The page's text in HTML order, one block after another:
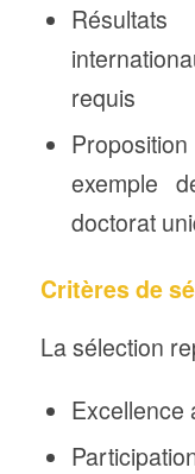
requis
exemple
doctorat
Critères de
La sélection
Excellence